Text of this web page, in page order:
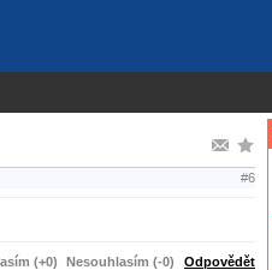
#6
(+0) Nesouhlasím (-0) Odpovědět